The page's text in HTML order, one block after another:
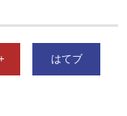
はてブ